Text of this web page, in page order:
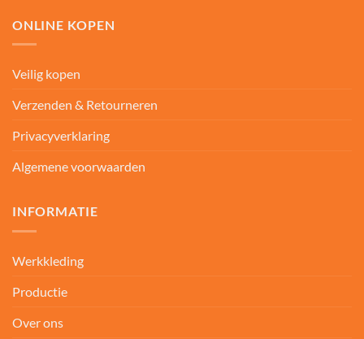
ONLINE KOPEN
Veilig kopen
Verzenden & Retourneren
Privacyverklaring
Algemene voorwaarden
INFORMATIE
Werkkleding
Productie
Over ons